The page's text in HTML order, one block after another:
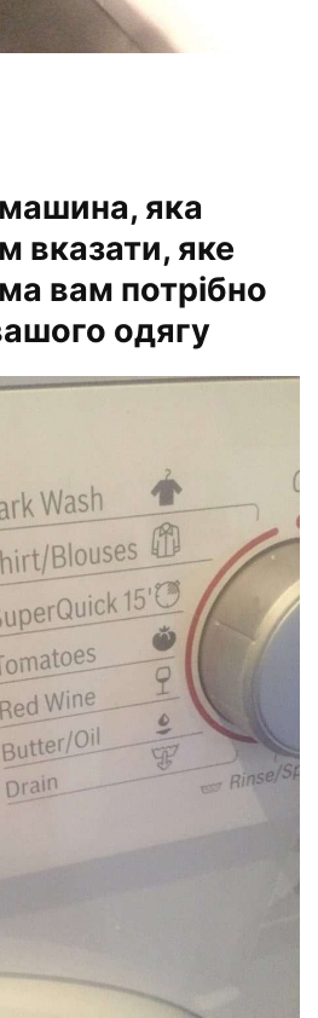
яка
вказати, яке
вам потрібно
одягу